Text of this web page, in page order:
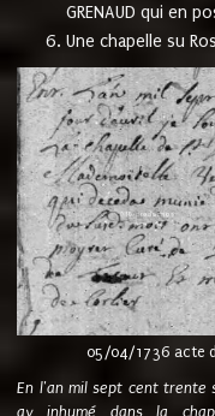
GRENAUD qui en
Une chapelle su
05/04/1736 acte
En l'an mil sept cent trente
ay inhumé dans la